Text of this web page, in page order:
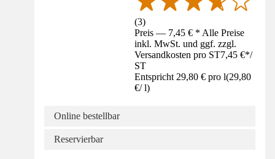
(3)
Preis — 7,45 € * Alle Preise
inkl. MwSt. und ggf. zzgl.
Versandkosten pro ST7,45 €*/
ST
Entspricht 29,80 € pro l(29,80
€/ l)
Online bestellbar
Reservierbar